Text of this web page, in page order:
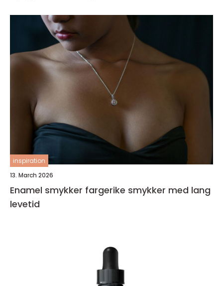
inspiration
13. March 2026
Enamel smykker fargerike smykker med lang
levetid